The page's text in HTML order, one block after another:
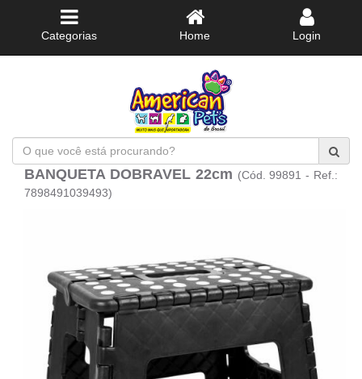
Categorias Home Login
que
você
está
BANQUETA DOBRAVEL 22cm (Cód. 99891 - Ref.:
7898491039493)